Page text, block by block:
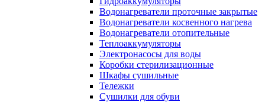
Водонагреватели проточные закрытые
Водонагреватели косвенного нагрева
Водонагреватели отопительные
Теплоаккумуляторы
Электронасосы для воды
Коробки стерилизационные
Шкафы сушильные
Тележки
Сушилки для обуви